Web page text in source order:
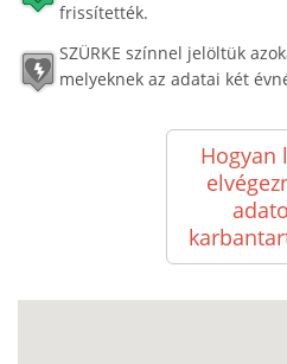
frissítették.
SZÜRKE színnel jelöltük
melyeknek az adatai két
Hogyan